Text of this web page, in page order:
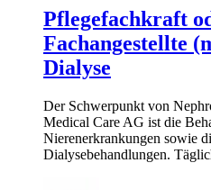
Pflegefachkraft
Fachangestellte
Dialyse
Der Schwerpunkt von
Medical Care AG ist die
Nierenerkrankungen sowie
Dialysebehandlungen.